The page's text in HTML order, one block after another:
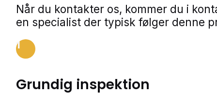
Når du kontakter os, kommer du i
en specialist der typisk følger denne
1
Grundig inspektion